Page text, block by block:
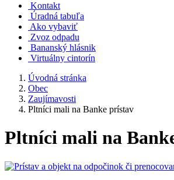
Kontakt
Úradná tabuľa
Ako vybaviť
Zvoz odpadu
Bananský hlásnik
Virtuálny cintorín
Úvodná stránka
Obec
Zaujímavosti
Pltníci mali na Banke prístav
Pltníci mali na